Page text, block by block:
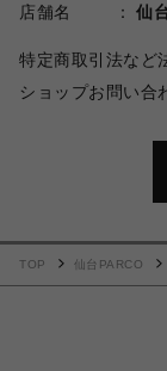
店舗名
仙
特定商取引法など
ショップお問い合
TOP 仙台PARCO